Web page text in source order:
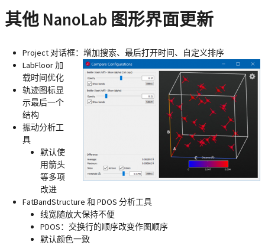
其他 NanoLab 图形界面更新
Project 对话框：增加搜索、最后打开时间、自定义排序
LabFloor 加
载时间优化
轨迹图标显
示最后一个
结构
振动分析工
具
默认使
用箭头
等多项
改进
FatBandStructure 和 PDOS 分析工具
线宽随放大保持不便
PDOS：交换行的顺序改变作图顺序
默认颜色一致